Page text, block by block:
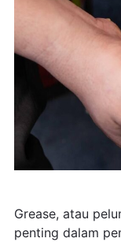
Grease, atau
penting dalam